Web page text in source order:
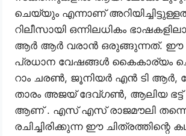
ചെയ്യും എന്നാണ്
റിലീസായി ഒന്നിലധികം
ആർ ആർ വരാൻ ഒരുങ്ങുന്നത്. ഈ
പ്രധാന വേഷങ്ങൾ കൈകാര്യം
റാം ചരൺ, ജൂനിയർ എൻ ടി
താരം അജയ് ദേവ്‌ഗൺ, ആലിയ ഭട്ട്
ആണ് . എസ് എസ് രാജമൗലി തന്നെ
രചിച്ചിരിക്കുന്ന ഈ